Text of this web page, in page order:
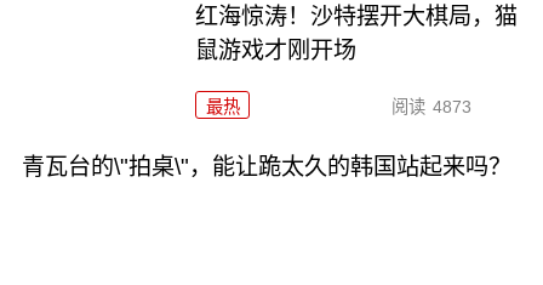
红海惊涛！沙特摆开大棋局，猫
鼠游戏才刚开场
最热 阅读 4873
青瓦台的\"拍桌\"，能让跪太久的韩国站起来吗？